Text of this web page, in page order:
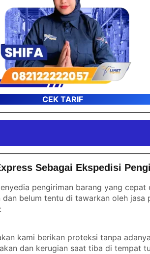
CEK TARIF
Sebagai Ekspedisi
pengiriman barang yang
belum tentu di tawarkan oleh jasa
kami berikan proteksi tanpa
dan kerugian saat tiba di tempat